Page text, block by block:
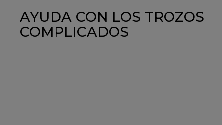
AYUDA CON LOS TROZOS
COMPLICADOS